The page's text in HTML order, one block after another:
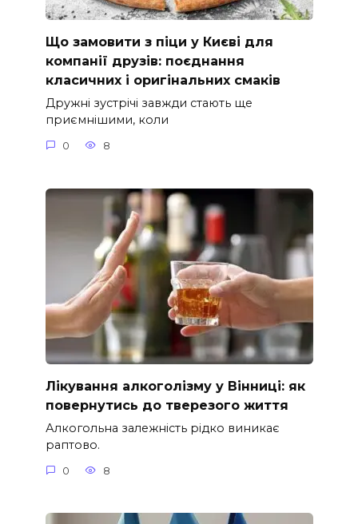
Що замовити з піци у Києві для
компанії друзів: поєднання
класичних і оригінальних смаків
Дружні зустрічі завжди стають ще
приємнішими, коли
0 8
Лікування алкоголізму у Вінниці: як
повернутись до тверезого життя
Алкогольна залежність рідко виникає
раптово.
0 8